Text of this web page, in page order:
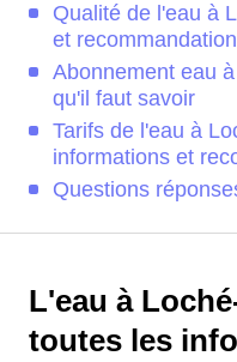
Qualité de l'eau à
et
Abonnement eau
qu'il faut savoir
Tarifs de l'eau à
informations et
Questions
L'eau à
toutes les